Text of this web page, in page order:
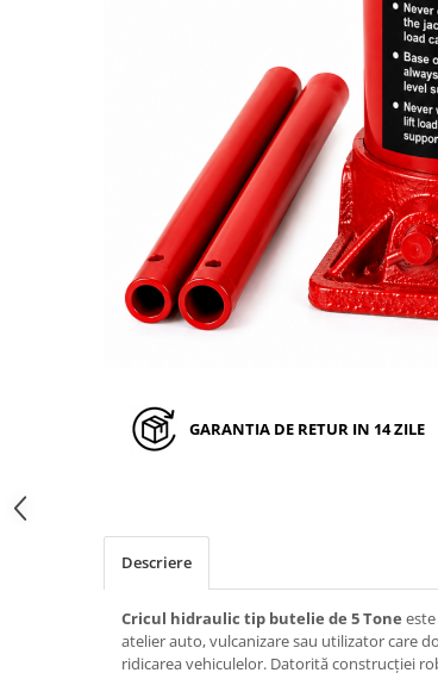
Instalatii luminoase, Brazi Artificiali
Sisteme de supraveghere si
GARANTIA DE RETUR IN 14 ZILE
Descriere
Cricul hidraulic tip butelie de 5 Tone
atelier auto, vulcanizare sau utilizator care
ridicarea vehiculelor. Datorită construcției